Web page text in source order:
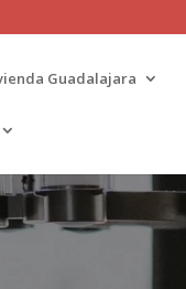
Guadalajara